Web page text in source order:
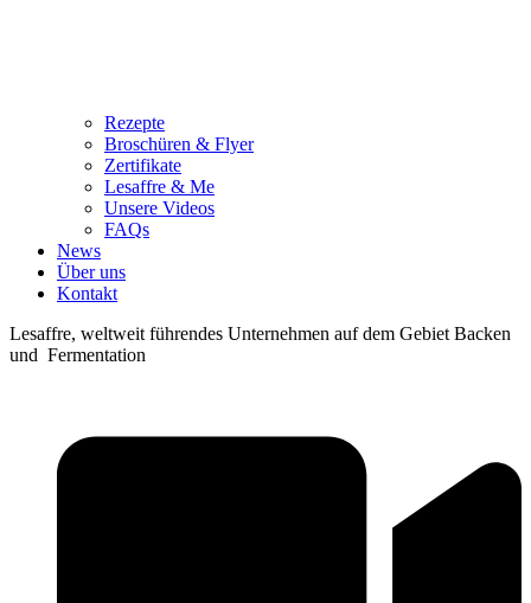
Rezepte
Broschüren & Flyer
Zertifikate
Lesaffre & Me
Unsere Videos
FAQs
News
Über uns
Kontakt
Lesaffre, weltweit führendes Unternehmen auf dem Gebiet Backen
und Fermentation